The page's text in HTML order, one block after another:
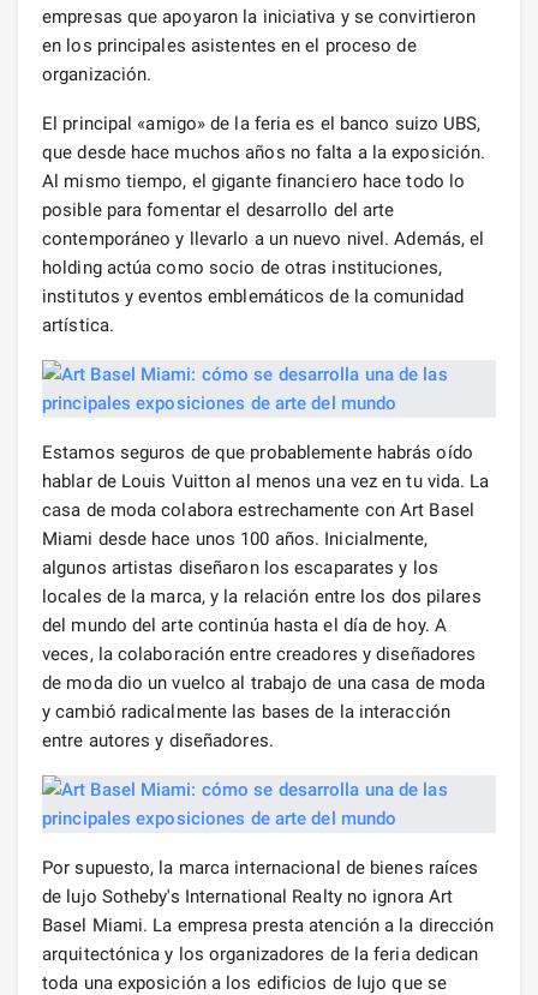
empresas que apoyaron la iniciativa y se convirtieron
en los principales asistentes en el proceso de
organización.
El principal «amigo» de la feria es el banco suizo UBS,
que desde hace muchos años no falta a la exposición.
Al mismo tiempo, el gigante financiero hace todo lo
posible para fomentar el desarrollo del arte
contemporáneo y llevarlo a un nuevo nivel. Además, el
holding actúa como socio de otras instituciones,
institutos y eventos emblemáticos de la comunidad
artística.
Estamos seguros de que probablemente habrás oído
hablar de Louis Vuitton al menos una vez en tu vida. La
casa de moda colabora estrechamente con Art Basel
Miami desde hace unos 100 años. Inicialmente,
algunos artistas diseñaron los escaparates y los
locales de la marca, y la relación entre los dos pilares
del mundo del arte continúa hasta el día de hoy. A
veces, la colaboración entre creadores y diseñadores
de moda dio un vuelco al trabajo de una casa de moda
y cambió radicalmente las bases de la interacción
entre autores y diseñadores.
Por supuesto, la marca internacional de bienes raíces
de lujo Sotheby's International Realty no ignora Art
Basel Miami. La empresa presta atención a la dirección
arquitectónica y los organizadores de la feria dedican
toda una exposición a los edificios de lujo que se